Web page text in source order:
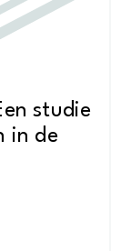
studie
in de